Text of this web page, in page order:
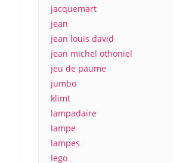
jacquemart
jean
jean louis david
jean michel othoniel
jeu de paume
jumbo
klimt
lampadaire
lampe
lampes
lego